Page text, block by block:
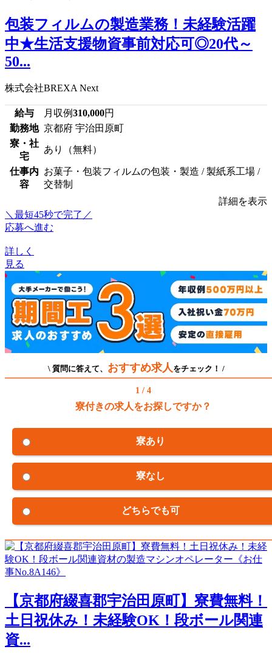
包装フィルムの製造業務！未経験活躍
中★生活支援物資事前対応可◎20代～
50...
株式会社BREXA Next
給与 月収例310,000円
勤務地 京都府 宇治田原町
寮・社
宅
あり（無料）
仕事内
容
お菓子・包装フィルムの包装・製造 / 製紙系工場 /
交替制
詳細を表示
＼最短45秒で完了／
応募へ進む
詳しく
見る
\ 質問に答えて、 おすすめ求人 をチェック！ /
1 / 4
寮付きの求人をお探しですか？
寮あり
寮なし
どちらでも可
【京都府綴喜郡宇治田原町】寮費無料！
土日祝休み！未経験OK！段ボール関連
資...